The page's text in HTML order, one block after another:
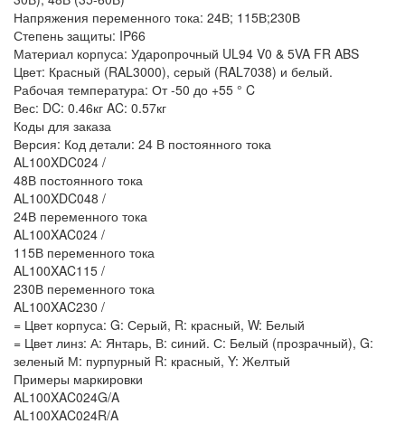
Напряжения переменного тока: 24В; 115В;230В
Степень защиты: IP66
Материал корпуса: Ударопрочный UL94 V0 & 5VA FR ABS
Цвет: Красный (RAL3000), серый (RAL7038) и белый.
Рабочая температура: От -50 до +55 ° C
Вес: DC: 0.46кг AC: 0.57кг
Коды для заказа
Версия: Код детали: 24 В постоянного тока
AL100XDC024 /
48В постоянного тока
AL100XDC048 /
24В переменного тока
AL100XAC024 /
115В переменного тока
AL100XAC115 /
230В переменного тока
AL100XAC230 /
= Цвет корпуса: G: Серый, R: красный, W: Белый
= Цвет линз: А: Янтарь, В: синий. С: Белый (прозрачный), G:
зеленый М: пурпурный R: красный, Y: Желтый
Примеры маркировки
AL100XAC024G/A
AL100XAC024R/A